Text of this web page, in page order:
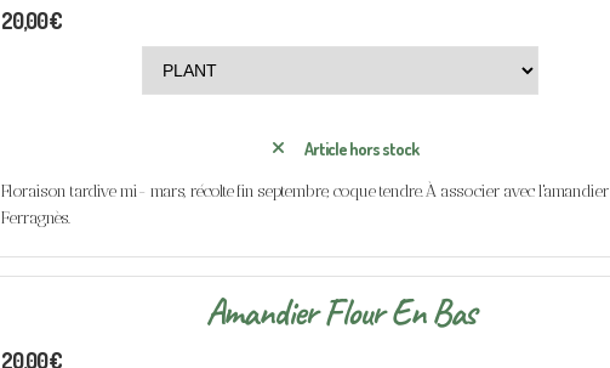
Floraison tardive mi- mars, récolte fin septembre, coque tendre. À associer avec l'amandier
Ferragnès.
20,00€
Article hors stock
Amandier Flour En Bas
20,00€